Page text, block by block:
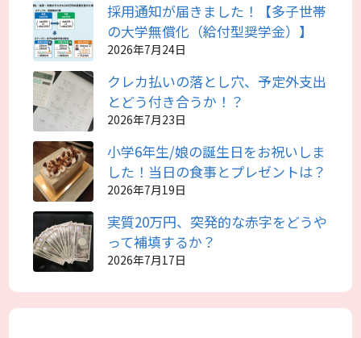
採用通知が届きました！【多子世帯
の大学無償化（給付型奨学金）】
2026年7月24日
クレカ払いの落とし穴、予定外支出
とどう付き合うか！？
2026年7月23日
小学6年生/娘の誕生日をお祝いしま
した！当日の食事とプレゼントは？
2026年7月19日
実質20万円、突発的な赤字をどうや
って補填するか？
2026年7月17日